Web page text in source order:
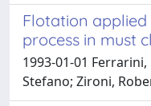
Flotation
process in must
1993-01-01
Stefano; Zironi,